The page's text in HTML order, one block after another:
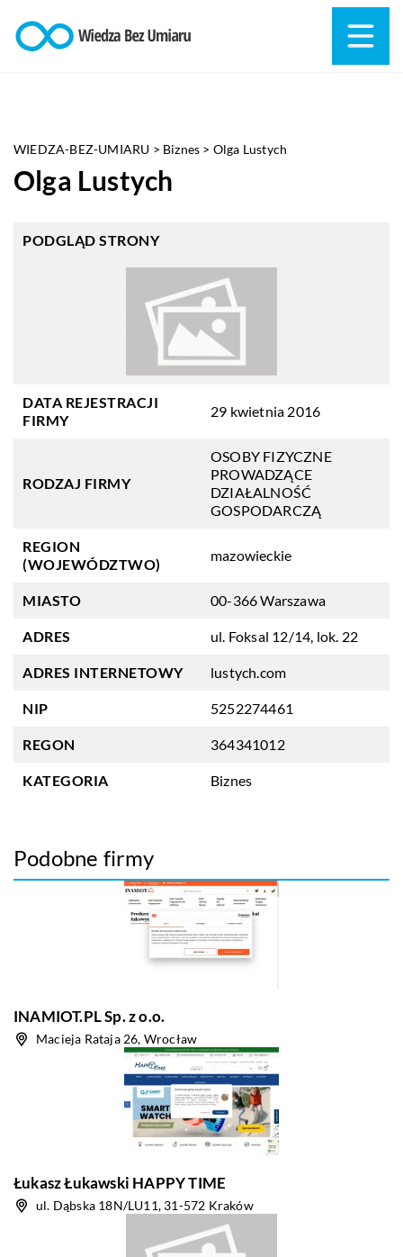
WIEDZA-BEZ-UMIARU > Biznes > Olga Lustych
Olga Lustych
PODGLĄD STRONY
DATA REJESTRACJI
FIRMY
29 kwietnia 2016
RODZAJ FIRMY
OSOBY FIZYCZNE
PROWADZĄCE
DZIAŁALNOŚĆ
GOSPODARCZĄ
REGION
(WOJEWÓDZTWO)
mazowieckie
MIASTO 00-366 Warszawa
ADRES ul. Foksal 12/14, lok. 22
ADRES INTERNETOWY lustych.com
NIP 5252274461
REGON 364341012
KATEGORIA Biznes
Podobne firmy
INAMIOT.PL Sp. z o.o.
Macieja Rataja 26, Wrocław
Łukasz Łukawski HAPPY TIME
ul. Dąbska 18N/LU11, 31-572 Kraków